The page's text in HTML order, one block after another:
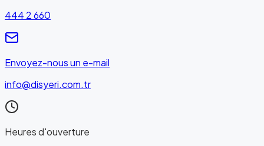
444 2 660
Envoyez-nous un e-mail
info@disyeri.com.tr
Heures d'ouverture